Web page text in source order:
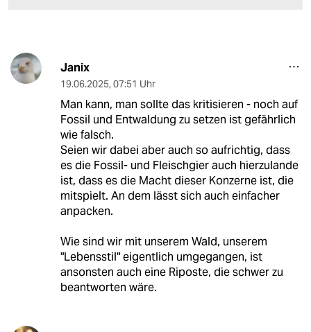
Janix
19.06.2025, 07:51 Uhr
Man kann, man sollte das kritisieren - noch auf
Fossil und Entwaldung zu setzen ist gefährlich
wie falsch.
Seien wir dabei aber auch so aufrichtig, dass
es die Fossil- und Fleischgier auch hierzulande
ist, dass es die Macht dieser Konzerne ist, die
mitspielt. An dem lässt sich auch einfacher
anpacken.
Wie sind wir mit unserem Wald, unserem
"Lebensstil" eigentlich umgegangen, ist
ansonsten auch eine Riposte, die schwer zu
beantworten wäre.